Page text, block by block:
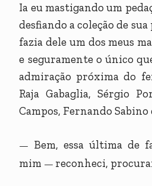
Ia eu mastigando um
desfiando a coleção de
fazia dele um dos meus
e seguramente o único
admiração próxima do
Raja Gabaglia, Sérgio
Campos, Fernando Sabino
—
Bem, essa última de
mim — reconheci,